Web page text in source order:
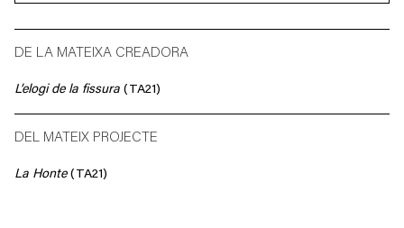
DE LA MATEIXA CREADORA
L’elogi de la fissura (TA21)
DEL MATEIX PROJECTE
La Honte(TA21)